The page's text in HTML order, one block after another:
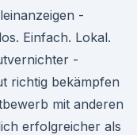
-
Einfach. Lokal.
-
richtig bekämpfen
mit anderen
erfolgreicher als